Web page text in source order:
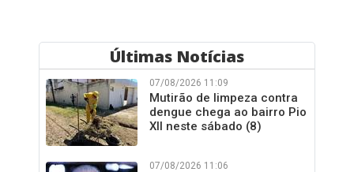
Últimas Notícias
07/08/2026 11:09
Mutirão de limpeza contra
dengue chega ao bairro Pio
XII neste sábado (8)
07/08/2026 11:06